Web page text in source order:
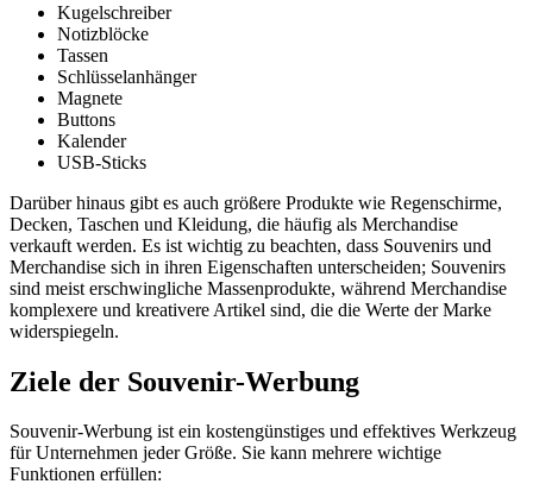
Kugelschreiber
Notizblöcke
Tassen
Schlüsselanhänger
Magnete
Buttons
Kalender
USB-Sticks
Darüber hinaus gibt es auch größere Produkte wie Regenschirme,
Decken, Taschen und Kleidung, die häufig als Merchandise
verkauft werden. Es ist wichtig zu beachten, dass Souvenirs und
Merchandise sich in ihren Eigenschaften unterscheiden; Souvenirs
sind meist erschwingliche Massenprodukte, während Merchandise
komplexere und kreativere Artikel sind, die die Werte der Marke
widerspiegeln.
Ziele der Souvenir-Werbung
Souvenir-Werbung ist ein kostengünstiges und effektives Werkzeug
für Unternehmen jeder Größe. Sie kann mehrere wichtige
Funktionen erfüllen: